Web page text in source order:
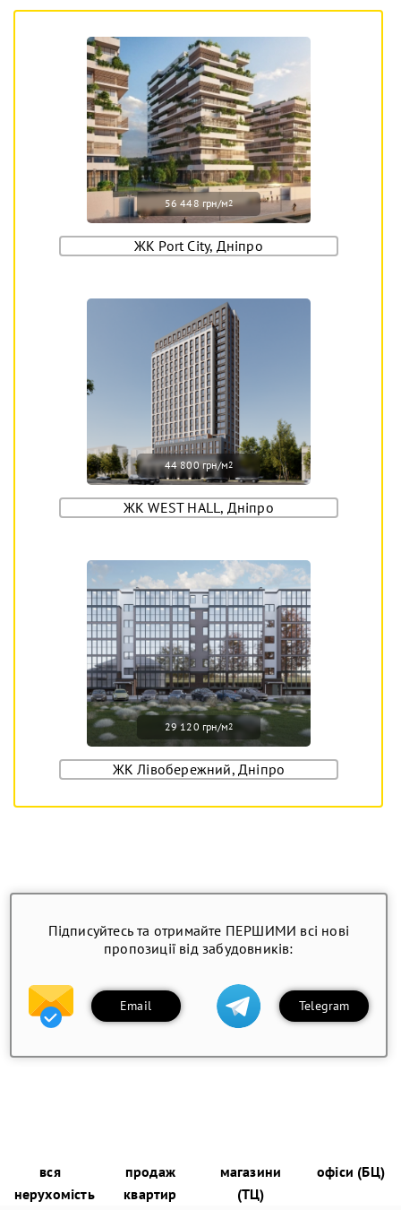
56 448 грн/м2
ЖК Port City, Дніпро
44 800 грн/м2
ЖК WEST HALL, Дніпро
29 120 грн/м2
ЖК Лівобережний, Дніпро
Підписуйтесь та отримайте ПЕРШИМИ всі нові
пропозиції від забудовників:
Email Telegram
вся
нерухомість
продаж
квартир
магазини
(ТЦ)
офіси (БЦ)